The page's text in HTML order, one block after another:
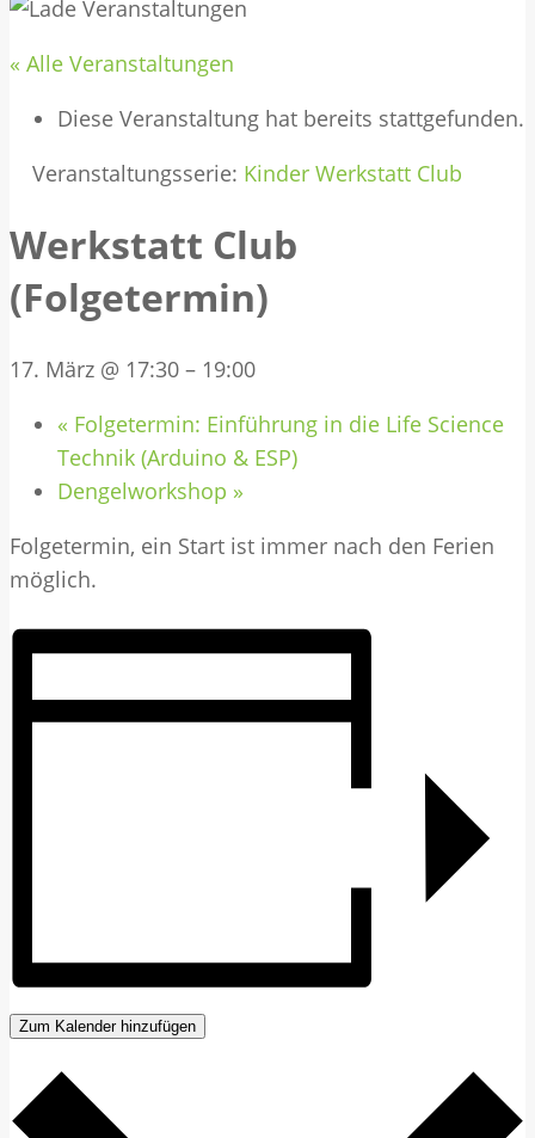
« Alle Veranstaltungen
Diese Veranstaltung hat bereits stattgefunden.
Veranstaltungsserie: Kinder Werkstatt Club
Werkstatt Club
(Folgetermin)
17. März @ 17:30 – 19:00
« Folgetermin: Einführung in die Life Science
Technik (Arduino & ESP)
Dengelworkshop »
Folgetermin, ein Start ist immer nach den Ferien
möglich.
Zum Kalender hinzufügen